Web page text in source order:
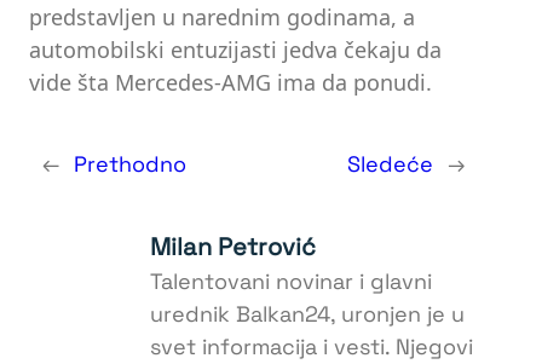
predstavljen u narednim godinama, a
automobilski entuzijasti jedva čekaju da
vide šta Mercedes-AMG ima da ponudi.
← Prethodno Sledeće →
Milan Petrović
Talentovani novinar i glavni
urednik Balkan24, uronjen je u
svet informacija i vesti. Njegovi